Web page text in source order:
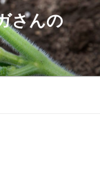
さんの